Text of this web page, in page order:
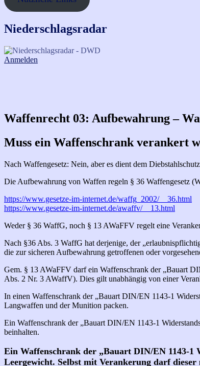
Niederschlagsradar
Anmelden
Waffenrecht 03: Aufbewahrung –
Muss ein Waffenschrank verankert
Nach Waffengesetz: Nein, aber es dient dem
Die Aufbewahrung von Waffen regeln § 36 Waffengesetz
https://www.gesetze-im-internet.de/waffg_2002/__36.html
https://www.gesetze-im-internet.de/awaffv/__13.html
Weder § 36 WaffG, noch § 13 AWaFFV regelt eine
Nach §36 Abs. 3 WaffG hat derjenige, der
die zur sicheren Aufbewahrung getroffenen oder
Gem. § 13 AWaFFV darf ein Waffenschrank der „Bauart
Abs. 2 Nr. 3 AWaffV). Dies gilt unabhängig von einer
In einen Waffenschrank der „Bauart DIN/EN 1143-1
Langwaffen und der Munition packen.
Ein Waffenschrank der „Bauart DIN/EN 1143-1
beinhalten.
Ein Waffenschrank der „Bauart DIN/EN 1143-1
Leergewicht. Selbst mit Verankerung darf